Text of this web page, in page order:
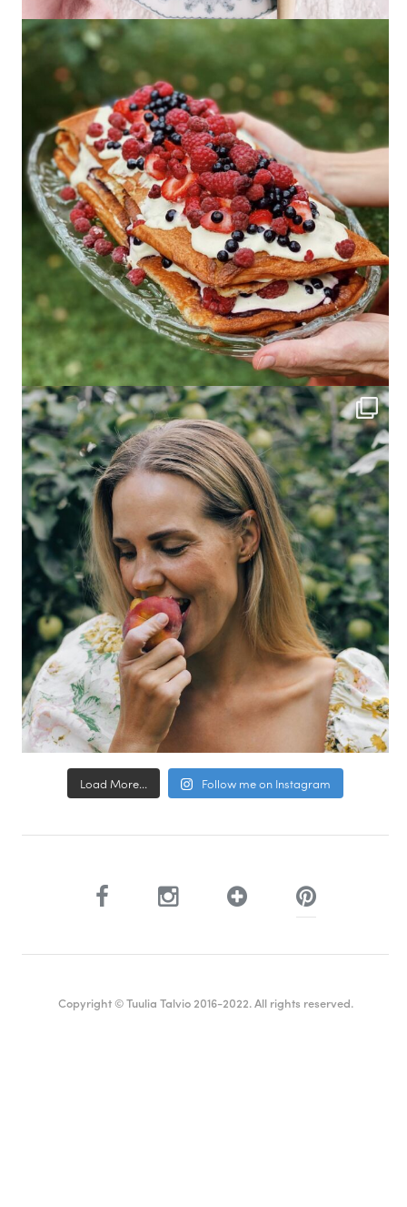
Load More... Follow me on Instagram
Copyright © Tuulia Talvio 2016-2022. All rights reserved.